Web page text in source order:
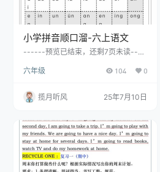
小学拼音顺口溜-六上语文
------预览已结束，还剩7页未读----
档
六年级 104 0
揽月听风 25年7月10日